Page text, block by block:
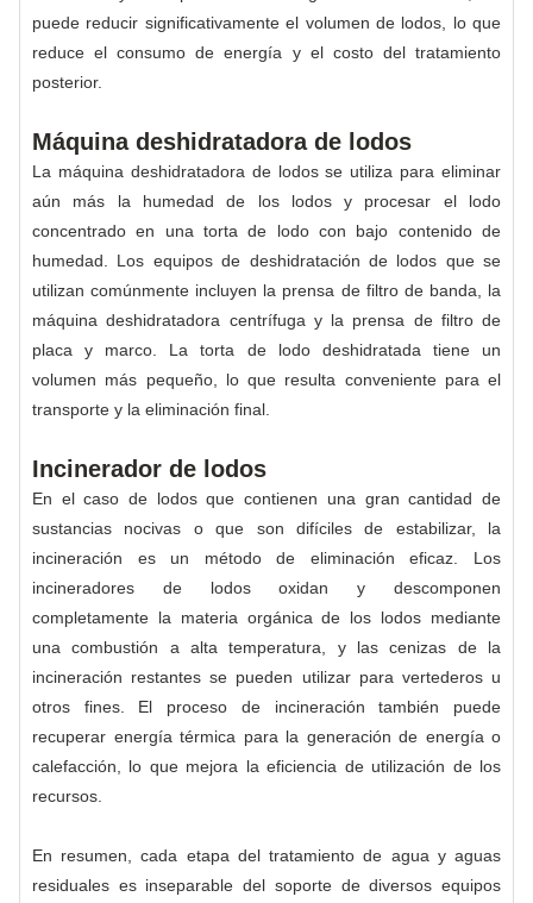
puede reducir significativamente el volumen de lodos, lo que
reduce el consumo de energía y el costo del tratamiento
posterior.
Máquina deshidratadora de lodos
La máquina deshidratadora de lodos se utiliza para eliminar
aún más la humedad de los lodos y procesar el lodo
concentrado en una torta de lodo con bajo contenido de
humedad. Los equipos de deshidratación de lodos que se
utilizan comúnmente incluyen la prensa de filtro de banda, la
máquina deshidratadora centrífuga y la prensa de filtro de
placa y marco. La torta de lodo deshidratada tiene un
volumen más pequeño, lo que resulta conveniente para el
transporte y la eliminación final.
Incinerador de lodos
En el caso de lodos que contienen una gran cantidad de
sustancias nocivas o que son difíciles de estabilizar, la
incineración es un método de eliminación eficaz. Los
incineradores de lodos oxidan y descomponen
completamente la materia orgánica de los lodos mediante
una combustión a alta temperatura, y las cenizas de la
incineración restantes se pueden utilizar para vertederos u
otros fines. El proceso de incineración también puede
recuperar energía térmica para la generación de energía o
calefacción, lo que mejora la eficiencia de utilización de los
recursos.
En resumen, cada etapa del tratamiento de agua y aguas
residuales es inseparable del soporte de diversos equipos